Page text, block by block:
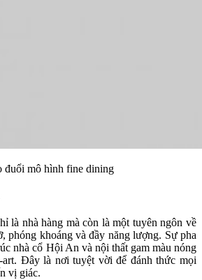
đuổi mô hình fine dining
là nhà hàng mà còn là một tuyên ngôn về
phóng khoáng và đầy năng lượng. Sự pha
nhà cổ Hội An và nội thất gam màu nóng
art. Đây là nơi tuyệt vời để đánh thức mọi
vị giác.